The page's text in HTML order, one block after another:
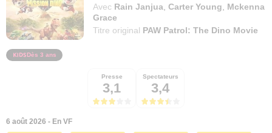
Avec Rain Janjua ,Carter Young
Mckenna
Grace
Titre original PAW Patrol: The Dino Movie
Dès 3 ans
Presse
3,1
Spectateurs
3,4
6 août 2026 - En VF